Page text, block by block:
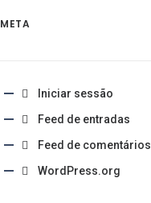
META
Iniciar sessão
Feed de entradas
Feed de comentários
WordPress.org